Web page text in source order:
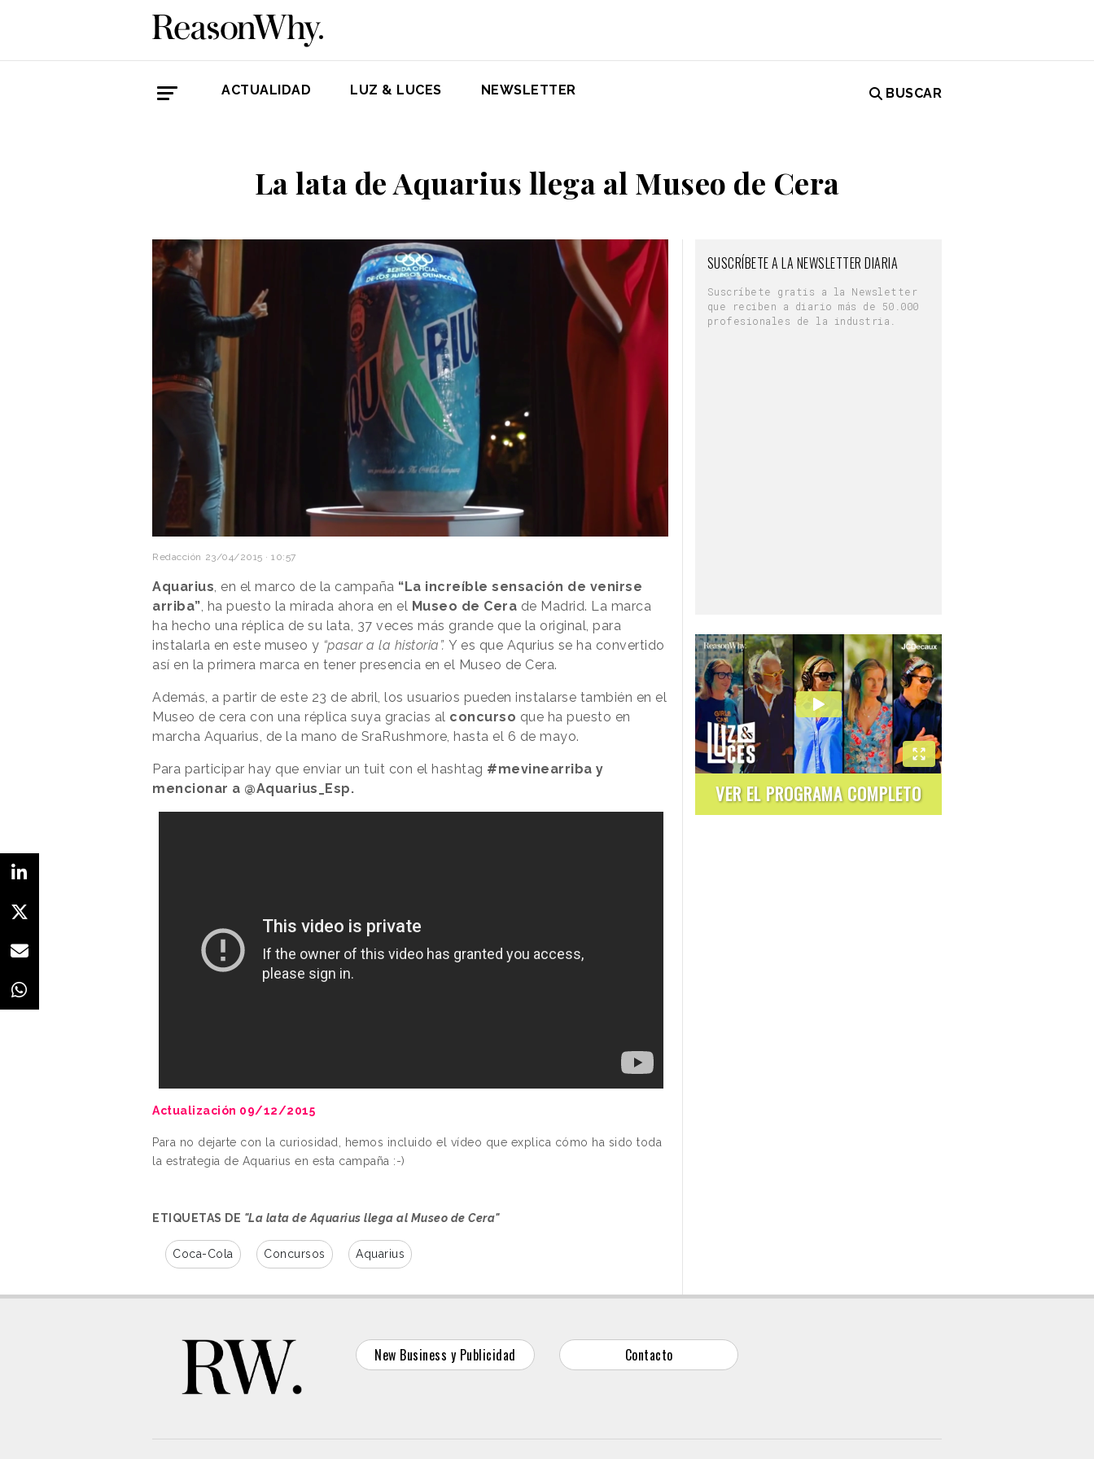
ACTUALIDAD LUZ & LUCES NEWSLETTER BUSCAR
La lata de Aquarius llega al Museo de Cera
Redacción 23/04/2015 · 10:57
Aquarius , en el marco de la campaña “La increíble sensación de venirse
arriba” , ha puesto la mirada ahora en el Museo de Cera de Madrid. La marca
ha hecho una réplica de su lata, 37 veces más grande que la original, para
instalarla en este museo y “pasar a la historia”. Y es que Aqurius se ha convertido
así en la primera marca en tener presencia en el Museo de Cera.
Además, a partir de este 23 de abril, los usuarios pueden instalarse también en el
Museo de cera con una réplica suya gracias al concurso que ha puesto en
marcha Aquarius, de la mano de SraRushmore, hasta el 6 de mayo.
Para participar hay que enviar un tuit con el hashtag #mevinearriba y
mencionar a @Aquarius_Esp.
Actualización 09/12/2015
Para no dejarte con la curiosidad, hemos incluido el vídeo que explica cómo ha sido toda
la estrategia de Aquarius en esta campaña :-)
ETIQUETAS DE "La lata de Aquarius llega al Museo de Cera"
Coca-Cola Concursos Aquarius
SUSCRÍBETE A LA NEWSLETTER DIARIA
Suscríbete gratis a la Newsletter
que reciben a diario más de 50.000
profesionales de la industria.
VER EL PROGRAMA COMPLETO
New Business y Publicidad Contacto